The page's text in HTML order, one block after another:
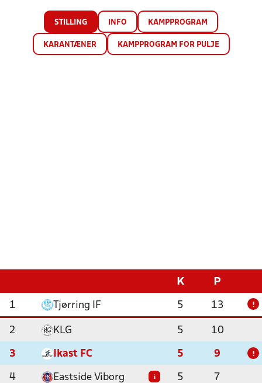
STILLING INFO KAMPPROGRAM
KARANTÆNER KAMPPROGRAM FOR PULJE
K P
1 Tjørring IF 5 13 !
2 KLG 5 10
3 Ikast FC 5 9 !
4 Eastside Viborg i 5 7